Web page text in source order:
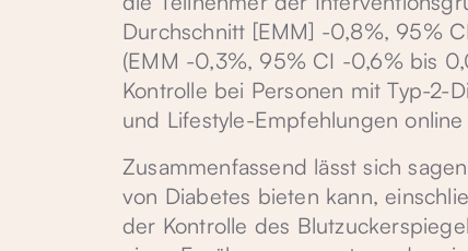
Durchschnitt [EMM] -0,8%, 95%
(EMM -0,3%, 95% CI -0,6% bis
Kontrolle bei Personen mit Typ-2-
und Lifestyle-Empfehlungen online
Zusammenfassend lässt sich
von Diabetes bieten kann,
der Kontrolle des